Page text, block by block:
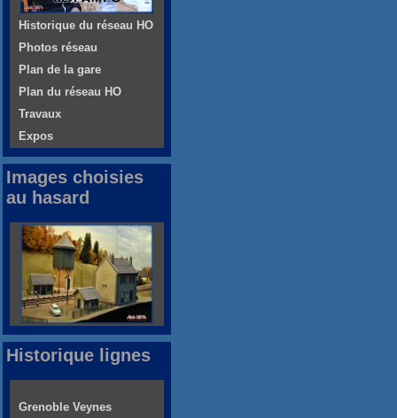
Historique du réseau HO
Photos réseau
Plan de la gare
Plan du réseau HO
Travaux
Expos
Images choisies
au hasard
Historique lignes
Grenoble Veynes